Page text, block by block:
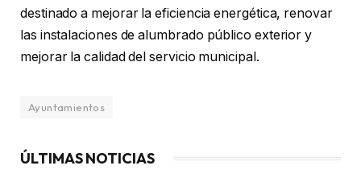
destinado a mejorar la eficiencia energética, renovar
las instalaciones de alumbrado público exterior y
mejorar la calidad del servicio municipal.
Ayuntamientos
ÚLTIMAS NOTICIAS